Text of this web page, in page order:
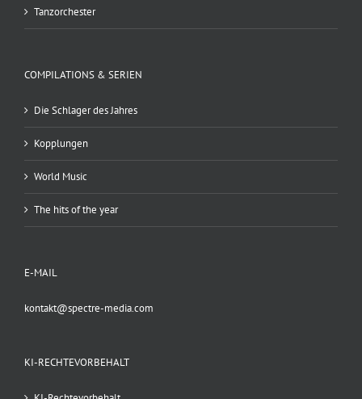
Tanzorchester
COMPILATIONS & SERIEN
Die Schlager des Jahres
Kopplungen
World Music
The hits of the year
E-MAIL
kontakt@spectre-media.com
KI-RECHTEVORBEHALT